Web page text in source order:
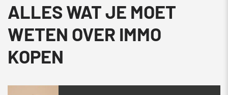
ALLES WAT JE MOET
WETEN OVER IMMO
KOPEN